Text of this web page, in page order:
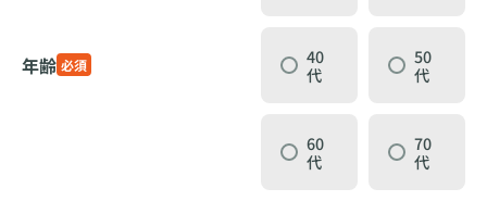
年齢 必須
40
代
50
代
60
代
70
代